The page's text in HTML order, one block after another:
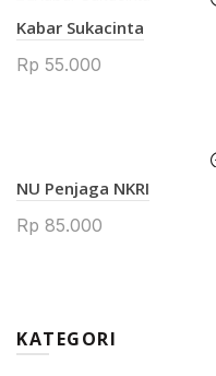
Kabar Sukacinta
Rp 55.000
NU Penjaga NKRI
Rp 85.000
KATEGORI